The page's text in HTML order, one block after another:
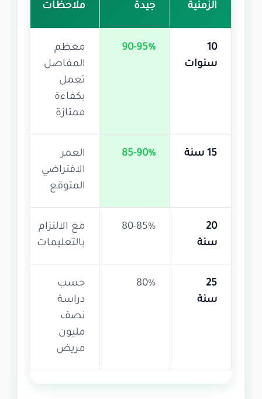
الزمنية
جيدة
ملاحظات
10
سنوات
90-95%
معظم
المفاصل
تعمل
بكفاءة
ممتازة
15 سنة 85-90%
العمر
الافتراضي
المتوقع
20
سنة
80-85%
مع الالتزام
بالتعليمات
25
سنة
80%
حسب
دراسة
نصف
مليون
مريض